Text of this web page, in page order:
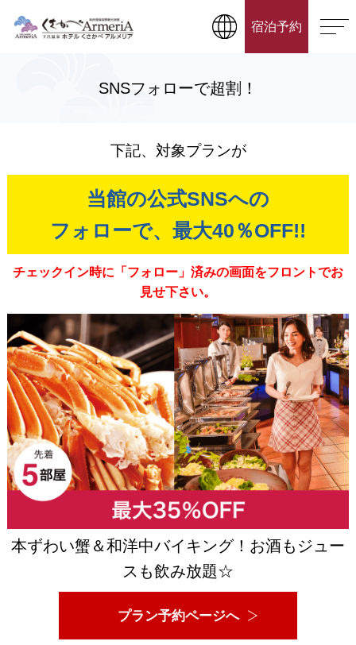
宿泊予約
SNSフォローで超割！
下記、対象プランが
当館の公式SNSへの
フォローで、最大40％OFF!!
チェックイン時に「フォロー」済みの画面をフロントでお
見せ下さい。
本ずわい蟹＆和洋中バイキング！お酒もジュー
スも飲み放題☆
プラン予約ページへ